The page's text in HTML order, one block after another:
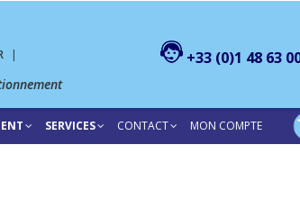
| +33 (0)1 48 63
SERVICES CONTACT MON COMPTE